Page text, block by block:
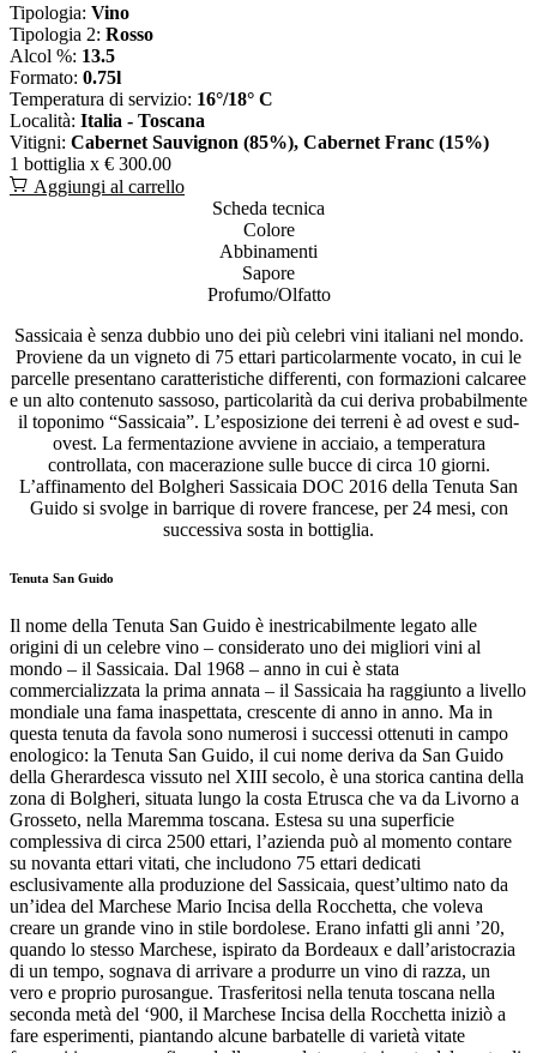
Tipologia: Vino
Tipologia 2: Rosso
Alcol %: 13.5
Formato: 0.75l
Temperatura di servizio: 16°/18° C
Località: Italia - Toscana
Vitigni: Cabernet Sauvignon (85%), Cabernet Franc (15%)
1 bottiglia x € 300.00
Aggiungi al carrello
Scheda tecnica
Colore
Abbinamenti
Sapore
Profumo/Olfatto
Sassicaia è senza dubbio uno dei più celebri vini italiani nel mondo.
Proviene da un vigneto di 75 ettari particolarmente vocato, in cui le
parcelle presentano caratteristiche differenti, con formazioni calcaree
e un alto contenuto sassoso, particolarità da cui deriva probabilmente
il toponimo “Sassicaia”. L’esposizione dei terreni è ad ovest e sud-
ovest. La fermentazione avviene in acciaio, a temperatura
controllata, con macerazione sulle bucce di circa 10 giorni.
L’affinamento del Bolgheri Sassicaia DOC 2016 della Tenuta San
Guido si svolge in barrique di rovere francese, per 24 mesi, con
successiva sosta in bottiglia.
Tenuta San Guido
Il nome della Tenuta San Guido è inestricabilmente legato alle
origini di un celebre vino – considerato uno dei migliori vini al
mondo – il Sassicaia. Dal 1968 – anno in cui è stata
commercializzata la prima annata – il Sassicaia ha raggiunto a livello
mondiale una fama inaspettata, crescente di anno in anno. Ma in
questa tenuta da favola sono numerosi i successi ottenuti in campo
enologico: la Tenuta San Guido, il cui nome deriva da San Guido
della Gherardesca vissuto nel XIII secolo, è una storica cantina della
zona di Bolgheri, situata lungo la costa Etrusca che va da Livorno a
Grosseto, nella Maremma toscana. Estesa su una superficie
complessiva di circa 2500 ettari, l’azienda può al momento contare
su novanta ettari vitati, che includono 75 ettari dedicati
esclusivamente alla produzione del Sassicaia, quest’ultimo nato da
un’idea del Marchese Mario Incisa della Rocchetta, che voleva
creare un grande vino in stile bordolese. Erano infatti gli anni ’20,
quando lo stesso Marchese, ispirato da Bordeaux e dall’aristocrazia
di un tempo, sognava di arrivare a produrre un vino di razza, un
vero e proprio purosangue. Trasferitosi nella tenuta toscana nella
seconda metà del ‘900, il Marchese Incisa della Rocchetta iniziò a
fare esperimenti, piantando alcune barbatelle di varietà vitate